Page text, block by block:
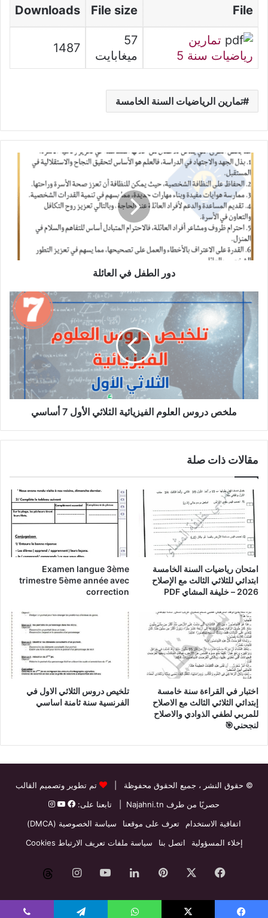
File
File size
Downloads
تمارين
رياضيات سنة 5
57
ميغابايت
1487
تمارين الرياضيات السنة الخامسة
دور
الطفل
في
العائلة
دور الطفل في العائلة
ملخص
دروس
العلوم
الفيزيائية
الثلاثي
الأول
7
أساسي
ملخص دروس العلوم الفيزيائية الثلاثي الأول 7 أساسي
مقالات ذات صلة
امتحان رياضيات السنة الخامسة
ابتدائي للثلاثي الثالث مع الإصلاح
2026 – خليفة المشاي PDF
Examen langue 3ème
trimestre 5ème année avec
correction
اختبار في القراءة سنة خامسة
إبتدائي الثلاثي الثالث مع الاصلاح
للمربي لطفي الذوادي والاصلاح
لنجحني🎯
تلخيص دروس الثلاثي الاول في
الفرنسية سنة ثامنة اساسي
© حقوق النشر ، جميع الحقوق محفوظة |
تم تطوير وتصميم القالب
حصريًا من طرف Najahni.tn | تابعنا على:
اتفاقية الاستخدام
تعرف على موقعنا
سياسة الخصوصية (DMCA)
إخلاء المسؤولية
اتصل بنا سياسة ملفات تعريف الارتباط Cookies
فيسبوك بينتيريستلينكدإن‫YouTubeانستقرام